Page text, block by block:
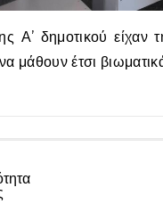
Α’ δημοτικού είχαν
μάθουν έτσι